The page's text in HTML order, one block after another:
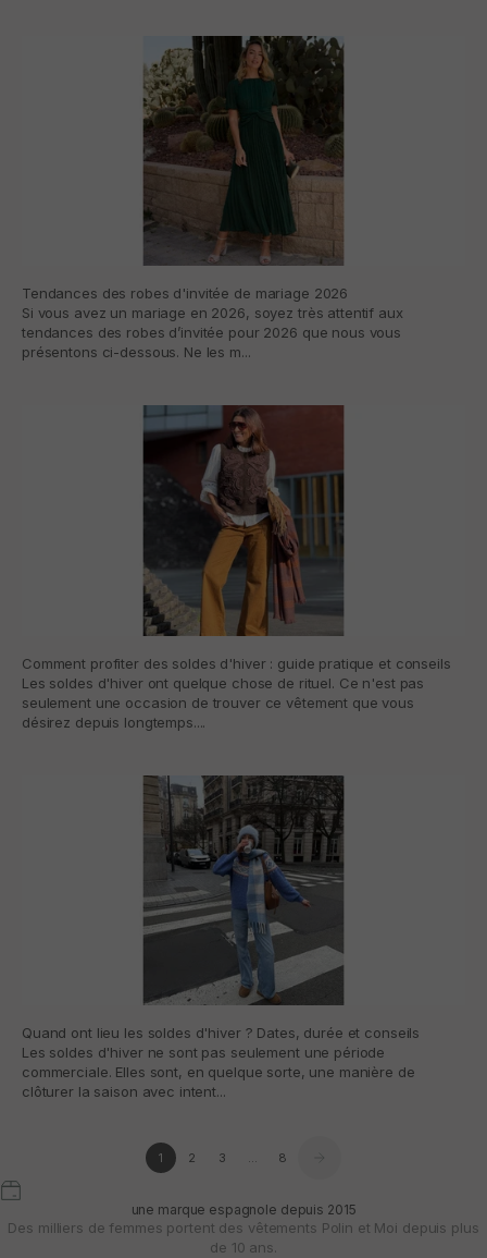
Tendances des robes d'invitée de mariage 2026
Si vous avez un mariage en 2026, soyez très attentif aux
tendances des robes d’invitée pour 2026 que nous vous
présentons ci-dessous. Ne les m...
Comment profiter des soldes d'hiver : guide pratique et conseils
Les soldes d'hiver ont quelque chose de rituel. Ce n'est pas
seulement une occasion de trouver ce vêtement que vous
désirez depuis longtemps....
Quand ont lieu les soldes d'hiver ? Dates, durée et conseils
Les soldes d'hiver ne sont pas seulement une période
commerciale. Elles sont, en quelque sorte, une manière de
clôturer la saison avec intent...
1 2 3 … 8
une marque espagnole depuis 2015
Des milliers de femmes portent des vêtements Polin et Moi depuis plus
de 10 ans.